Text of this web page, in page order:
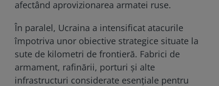
afectând aprovizionarea armatei ruse.
În paralel, Ucraina a intensificat atacurile
împotriva unor obiective strategice situate la
sute de kilometri de frontieră. Fabrici de
armament, rafinării, porturi și alte
infrastructuri considerate esențiale pentru